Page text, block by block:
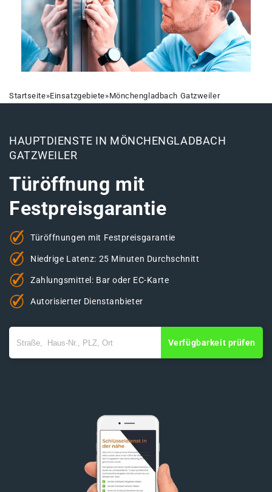
Startseite»Einsatzgebiete»Mönchengladbach Gatzweiler
HAUPTDIENSTE IN MÖNCHENGLADBACH
GATZWEILER
Türöffnung mit
Festpreisgarantie
Türöffnungen mit Festpreisgarantie
Niedrige Latenz: 25 Minuten Durchschnitt
Zahlungsmittel: Bar oder EC-Karte
Autorisierter Dienstanbieter
Verfügbarkeit prüfen